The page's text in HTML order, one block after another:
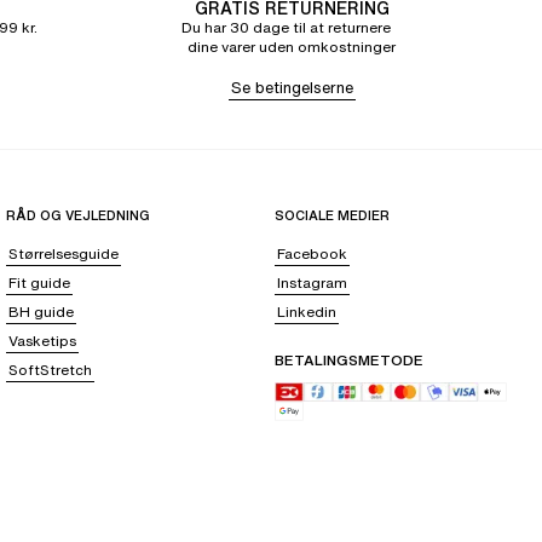
kr.
GRATIS RETURNERING
Du har 30 dage til at returnere
dine varer uden omkostninger
Se betingelserne
RÅD OG VEJLEDNING
Størrelsesguide
Fit guide
BH guide
Vasketips
SoftStretch
SOCIALE MEDIER
Facebook
Instagram
Linkedin
BETALINGSMETODE